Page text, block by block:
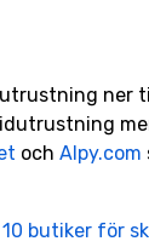
ner
och Alpy.com
10 butiker för